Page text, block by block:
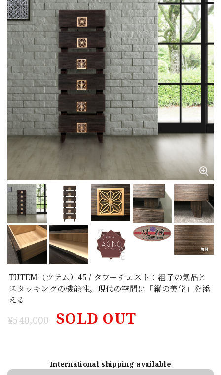
TUTEM（ツテム）45 / タワーチェスト：組子の気品と
スタッキングの機能性。現代の空間に「縦の美学」を添
える
¥540,000 SOLD OUT
International shipping available